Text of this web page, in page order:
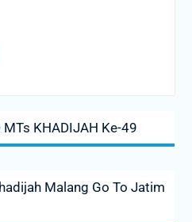
MTs KHADIJAH Ke-49
Malang Go To Jatim